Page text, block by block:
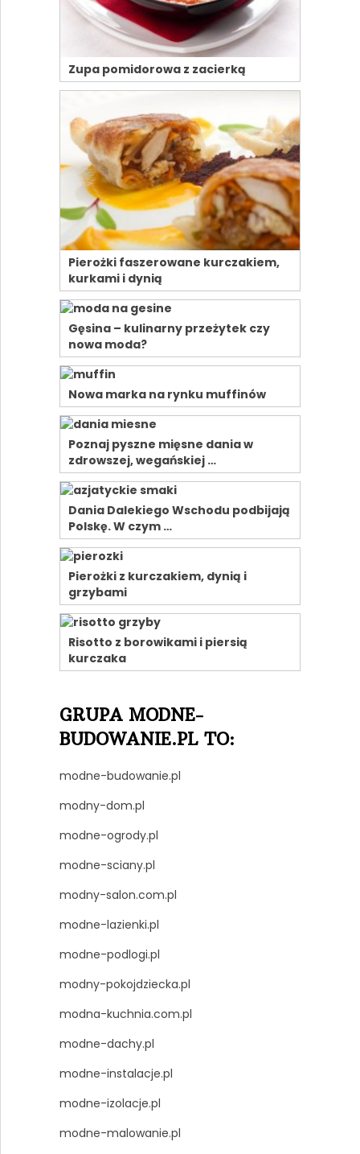
Zupa pomidorowa z zacierką
Pierożki faszerowane kurczakiem,
kurkami i dynią
Gęsina – kulinarny przeżytek czy
nowa moda?
Nowa marka na rynku muffinów
Poznaj pyszne mięsne dania w
zdrowszej, wegańskiej …
Dania Dalekiego Wschodu podbijają
Polskę. W czym …
Pierożki z kurczakiem, dynią i
grzybami
Risotto z borowikami i piersią
kurczaka
GRUPA MODNE-
BUDOWANIE.PL TO:
modne-budowanie.pl
modny-dom.pl
modne-ogrody.pl
modne-sciany.pl
modny-salon.com.pl
modne-lazienki.pl
modne-podlogi.pl
modny-pokojdziecka.pl
modna-kuchnia.com.pl
modne-dachy.pl
modne-instalacje.pl
modne-izolacje.pl
modne-malowanie.pl